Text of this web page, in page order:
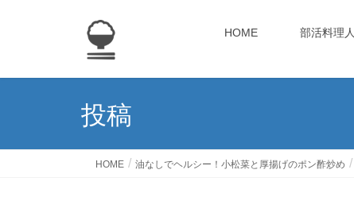
HOME 部活料理人
投稿
HOME 油なしでヘルシー！小松菜と厚揚げのポン酢炒め